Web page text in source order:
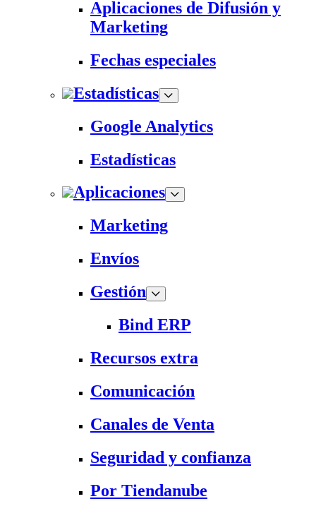
Aplicaciones de Difusión y
Marketing
Fechas especiales
Estadísticas
Google Analytics
Estadísticas
Aplicaciones
Marketing
Envíos
Gestión
Bind ERP
Recursos extra
Comunicación
Canales de Venta
Seguridad y confianza
Por Tiendanube